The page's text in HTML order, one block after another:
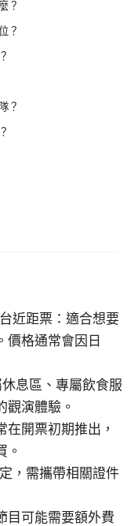
？
？
？
近距票：適合想要
價格通常會因日
息區、專屬飲食服
觀演體驗。
開票初期推出，
。
，需攜帶相關證件
目可能需要額外費